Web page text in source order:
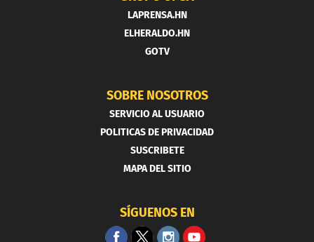
LAPRENSA.HN
ELHERALDO.HN
GOTV
SOBRE NOSOTROS
SERVICIO AL USUARIO
POLITICAS DE PRIVACIDAD
SUSCRIBETE
MAPA DEL SITIO
SÍGUENOS EN